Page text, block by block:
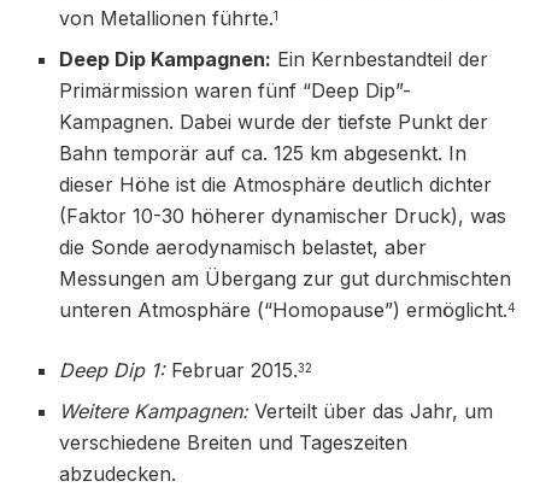
von Metallionen führte.1
Deep Dip Kampagnen: Ein Kernbestandteil der
Primärmission waren fünf “Deep Dip”-
Kampagnen. Dabei wurde der tiefste Punkt der
Bahn temporär auf ca. 125 km abgesenkt. In
dieser Höhe ist die Atmosphäre deutlich dichter
(Faktor 10-30 höherer dynamischer Druck), was
die Sonde aerodynamisch belastet, aber
Messungen am Übergang zur gut durchmischten
unteren Atmosphäre (“Homopause”) ermöglicht.4
Deep Dip 1:Februar 2015.32
Weitere Kampagnen:Verteilt über das Jahr, um
verschiedene Breiten und Tageszeiten
abzudecken.